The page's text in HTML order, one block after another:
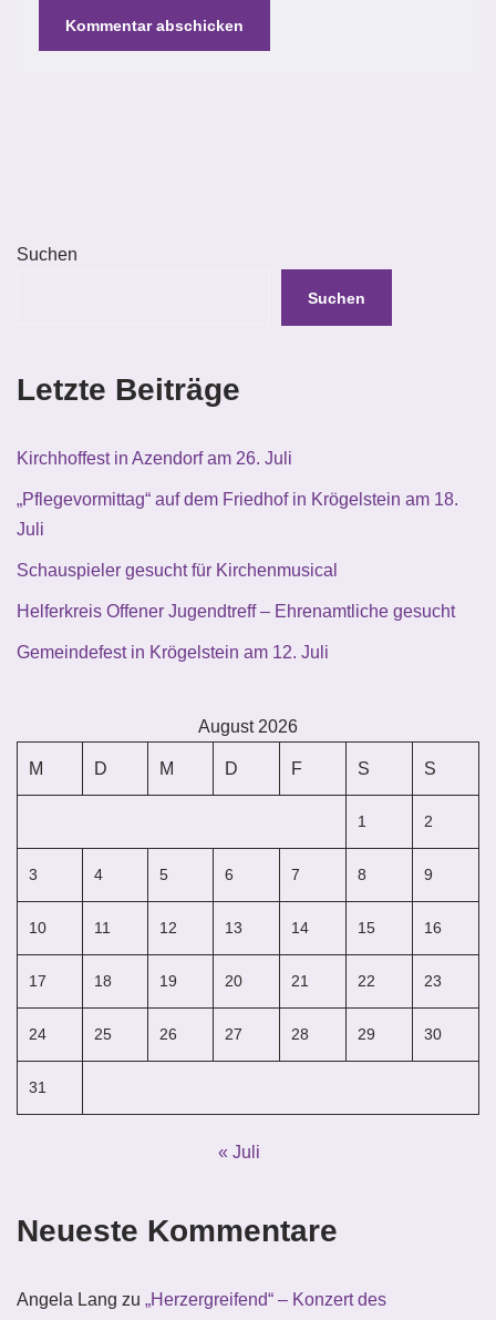
Suchen
Suchen
Letzte Beiträge
Kirchhoffest in Azendorf am 26. Juli
„Pflegevormittag“ auf dem Friedhof in Krögelstein am 18.
Juli
Schauspieler gesucht für Kirchenmusical
Helferkreis Offener Jugendtreff – Ehrenamtliche gesucht
Gemeindefest in Krögelstein am 12. Juli
August 2026
M D M D F S S
1 2
3 4 5 6 7 8 9
10 11 12 13 14 15 16
17 18 19 20 21 22 23
24 25 26 27 28 29 30
31
« Juli
Neueste Kommentare
Angela Lang zu „Herzergreifend“ – Konzert des